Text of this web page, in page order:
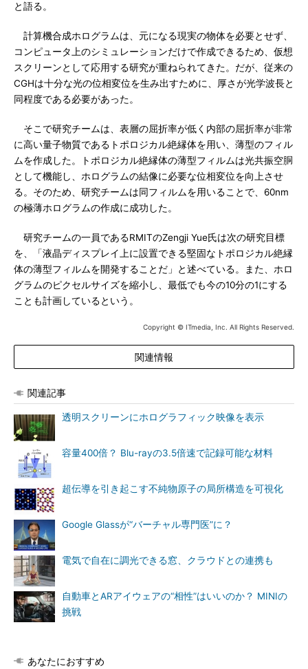
と語る。
計算機合成ホログラムは、元になる現実の物体を必要とせず、
コンピュータ上のシミュレーションだけで作成できるため、仮想
スクリーンとして応用する研究が重ねられてきた。だが、従来の
CGHは十分な光の位相変位を生み出すために、厚さが光学波長と
同程度である必要があった。
そこで研究チームは、表層の屈折率が低く内部の屈折率が非常
に高い量子物質であるトポロジカル絶縁体を用い、薄型のフィル
ムを作成した。トポロジカル絶縁体の薄型フィルムは光共振空胴
として機能し、ホログラムの結像に必要な位相変位を向上させ
る。そのため、研究チームは同フィルムを用いることで、60nm
の極薄ホログラムの作成に成功した。
研究チームの一員であるRMITのZengji Yue氏は次の研究目標
を、「液晶ディスプレイ上に設置できる堅固なトポロジカル絶縁
体の薄型フィルムを開発することだ」と述べている。また、ホロ
グラムのピクセルサイズを縮小し、最低でも今の10分の1にする
ことも計画しているという。
Copyright © ITmedia, Inc. All Rights Reserved.
関連情報
関連記事
透明スクリーンにホログラフィック映像を表示
容量400倍？ Blu-rayの3.5倍速で記録可能な材料
超伝導を引き起こす不純物原子の局所構造を可視化
Google Glassが“バーチャル専門医”に？
電気で自在に調光できる窓、クラウドとの連携も
自動車とARアイウェアの“相性”はいいのか？ MINIの
挑戦
あなたにおすすめ